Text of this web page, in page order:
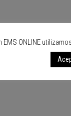
EMS ONLINE